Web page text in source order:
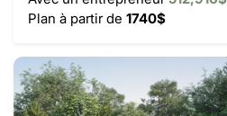
Plan à partir de 1740$